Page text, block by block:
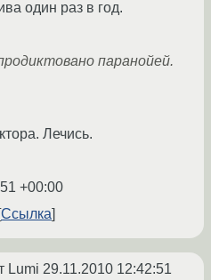
один раз в год.
паранойей.
Лечись.
+00:00
Ссылка
Lumi 29.11.2010 12:42:51